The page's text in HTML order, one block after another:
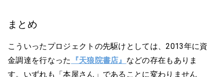
まとめ
こういったプロジェクトの先駆けとしては、2013年に資
金調達を行なった
『天狼院書店』 などの存在もありま
す。いずれも「本屋さん」であることに変わりません